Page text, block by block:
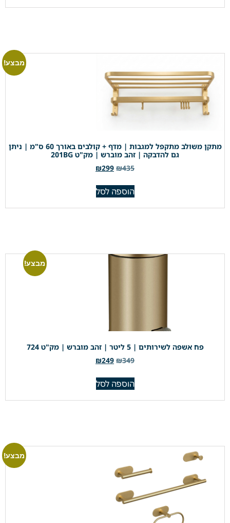
מבצע!
מתקן משולב מתקפל למגבות | מדף + קולבים באורך 60 ס"מ | ניתן
גם להדבקה | זהב מוברש | מק"ט 201BG
₪435
₪299
הוספה לסל
מבצע!
פח אשפה לשירותים | 5 ליטר | זהב מוברש | מק"ט 724
₪349
₪249
הוספה לסל
מבצע!